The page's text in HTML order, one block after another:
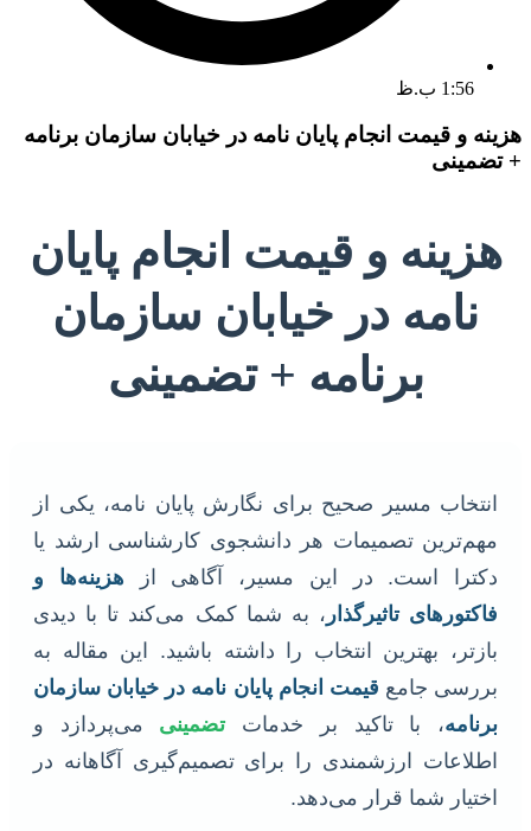
1:56 ب.ظ
هزینه و قیمت انجام پایان نامه در خیابان سازمان برنامه
+ تضمینی
هزینه و قیمت انجام پایان
نامه در خیابان سازمان
برنامه + تضمینی
انتخاب مسیر صحیح برای نگارش پایان نامه، یکی از
مهم‌ترین تصمیمات هر دانشجوی کارشناسی ارشد یا
دکترا است. در این مسیر، آگاهی از هزینه‌ها و
فاکتورهای تاثیرگذار ، به شما کمک می‌کند تا با دیدی
بازتر، بهترین انتخاب را داشته باشید. این مقاله به
بررسی جامع قیمت انجام پایان نامه در خیابان سازمان
برنامه، با تاکید بر خدماتتضمینی می‌پردازد و
اطلاعات ارزشمندی را برای تصمیم‌گیری آگاهانه در
اختیار شما قرار می‌دهد.